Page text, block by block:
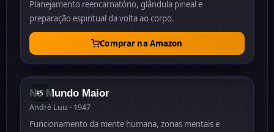
Planejamento reencarnatório, glândula pineal e
preparação espiritual da volta ao corpo.
Comprar na Amazon
1947
#5
No Mundo Maior
André Luiz · 1947
Funcionamento da mente humana, zonas mentais e